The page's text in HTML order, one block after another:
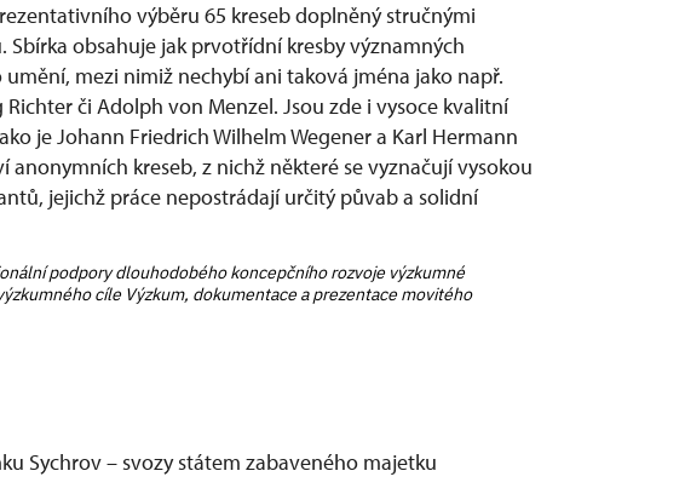
výběru 65 kreseb doplněný stručnými
obsahuje jak prvotřídní kresby významných
mezi nimiž nechybí ani taková jména jako např.
či Adolph von Menzel. Jsou zde i vysoce kvalitní
je Johann Friedrich Wilhelm Wegener a Karl Hermann
kreseb, z nichž některé se vyznačují vysokou
jejichž práce nepostrádají určitý půvab a solidní
podpory dlouhodobého koncepčního rozvoje výzkumné
cíle Výzkum, dokumentace a prezentace movitého
Sychrov – svozy státem zabaveného majetku